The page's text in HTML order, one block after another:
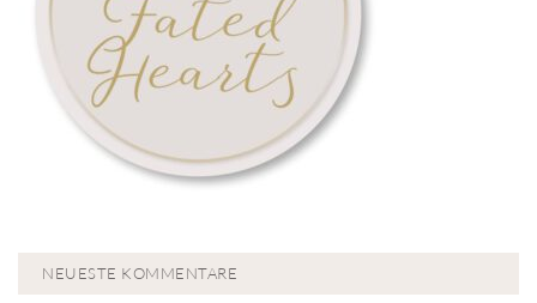
NEUESTE KOMMENTARE